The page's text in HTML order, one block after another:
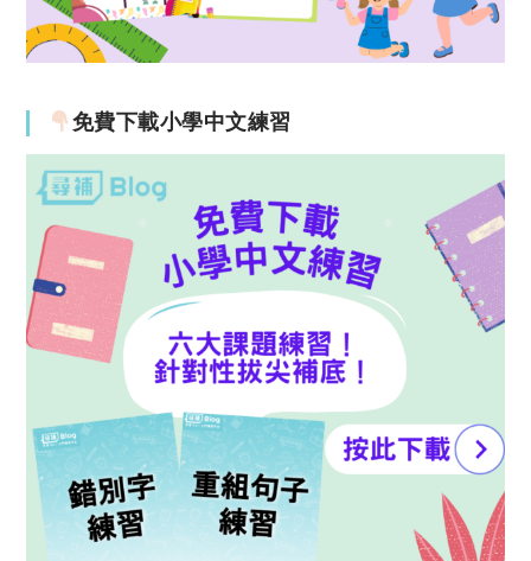
免費下載小學中文練習